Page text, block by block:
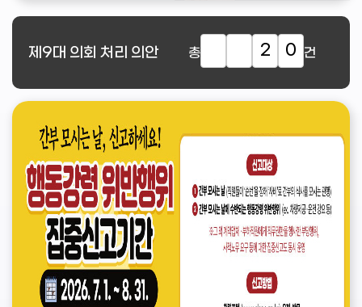
제9대 의회 처리 의안 총 2 0 건